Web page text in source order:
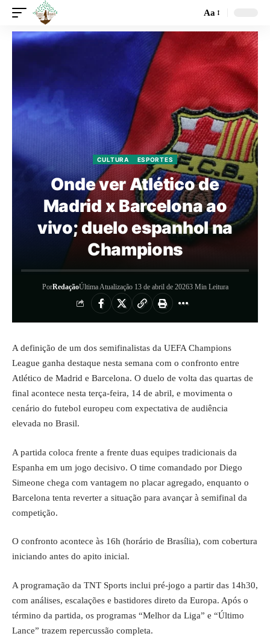
Aa
CULTURA ESPORTES
Onde ver Atlético de
Madrid x Barcelona ao
vivo; duelo espanhol na
Champions
PorRedaçãoÚltima Atualização 13 de abril de 20263 Min Leitura
A definição de um dos semifinalistas da UEFA Champions
League ganha destaque nesta semana com o confronto entre
Atlético de Madrid e Barcelona. O duelo de volta das quartas de
final acontece nesta terça-feira, 14 de abril, e movimenta o
cenário do futebol europeu com expectativa de audiência
elevada no Brasil.
A partida coloca frente a frente duas equipes tradicionais da
Espanha em um jogo decisivo. O time comandado por Diego
Simeone chega com vantagem no placar agregado, enquanto o
Barcelona tenta reverter a situação para avançar à semifinal da
competição.
O confronto acontece às 16h (horário de Brasília), com cobertura
iniciando antes do apito inicial.
A programação da TNT Sports inclui pré-jogo a partir das 14h30,
com análises, escalações e bastidores direto da Europa. Após o
término da partida, os programas “Melhor da Liga” e “Último
Lance” trazem repercussão completa.